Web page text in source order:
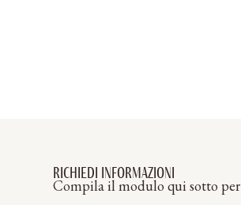
Richiedi informazioni
Compila il modulo qui sotto